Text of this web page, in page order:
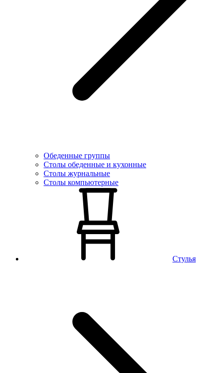
Обеденные группы
Столы обеденные и кухонные
Столы журнальные
Столы компьютерные
Стулья